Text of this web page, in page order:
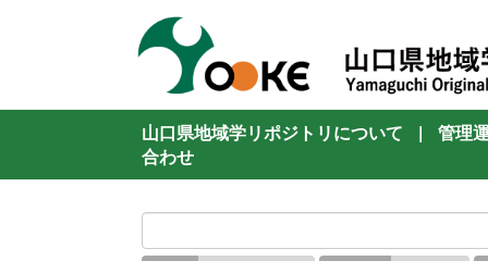
山口県地域学リポジトリについて |
管理
合わせ